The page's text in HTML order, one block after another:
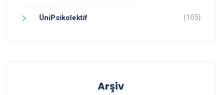
ÜniPsikolektif (105)
Arşiv